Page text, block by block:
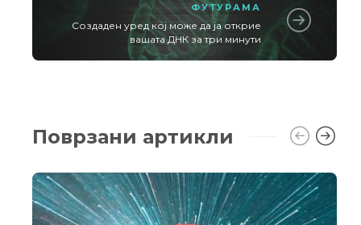
ФУТУРАМА
Создаден уред кој може да ја открие
вашата ДНК за три минути
Поврзани артикли